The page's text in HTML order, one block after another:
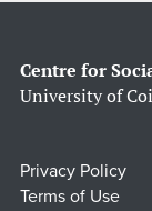
Centre for
University of
Privacy Policy
Terms of Use